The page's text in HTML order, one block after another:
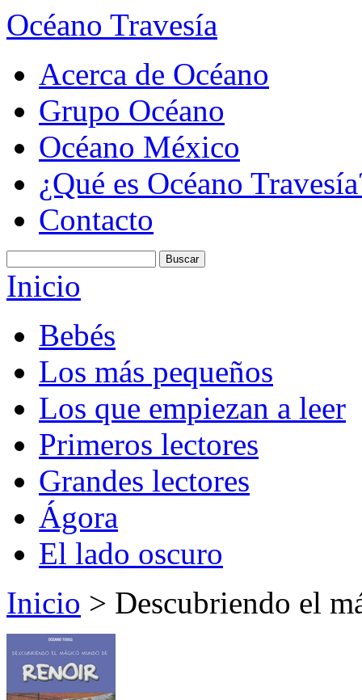
Océano Travesía
Acerca de Océano
Grupo Océano
Océano México
¿Qué es Océano
Contacto
Inicio
Bebés
Los más pequeños
Los que empiezan a leer
Primeros lectores
Grandes lectores
Ágora
El lado oscuro
Inicio > Descubriendo el